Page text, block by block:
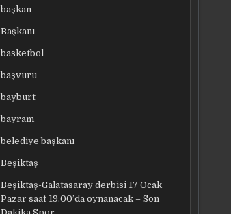
başkan
Başkanı
basketbol
başvuru
bayburt
bayram
belediye başkanı
Beşiktaş
Beşiktaş-Galatasaray derbisi 17 Ocak
Pazar saat 19.00’da oynanacak – Son